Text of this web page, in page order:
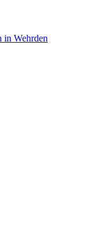
in Wehrden